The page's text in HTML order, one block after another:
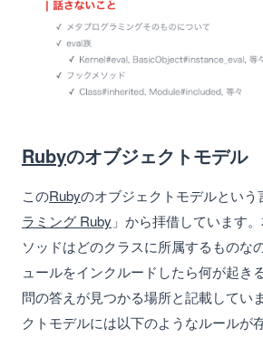
Rubyのオブジェクトモデル
このRubyのオブジェクトモデルという
ラミング Ruby 」から拝借しています
ソッドはどのクラスに所属するものな
ュールをインクルードしたら何が起き
問の答えが見つかる場所と記載してい
クトモデルには以下のようなルールが